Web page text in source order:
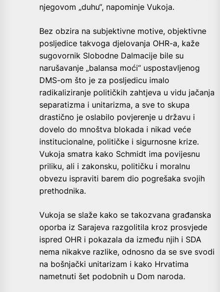
njegovom „duhu“, napominje Vukoja.
Bez obzira na subjektivne motive, objektivne
posljedice takvoga djelovanja OHR-a, kaže
sugovornik Slobodne Dalmacije bile su
narušavanje „balansa moći“ uspostavljenog
DMS-om što je za posljedicu imalo
radikaliziranje političkih zahtjeva u vidu jačanja
separatizma i unitarizma, a sve to skupa
drastično je oslabilo povjerenje u državu i
dovelo do mnoštva blokada i nikad veće
institucionalne, političke i sigurnosne krize.
Vukoja smatra kako Schmidt ima povijesnu
priliku, ali i zakonsku, političku i moralnu
obvezu ispraviti barem dio pogrešaka svojih
prethodnika.
Vukoja se slaže kako se takozvana građanska
oporba iz Sarajeva razgolitila kroz prosvjede
ispred OHR i pokazala da između njih i SDA
nema nikakve razlike, odnosno da se sve svodi
na bošnjački unitarizam i kako Hrvatima
nametnuti šet podobnih u Dom naroda.